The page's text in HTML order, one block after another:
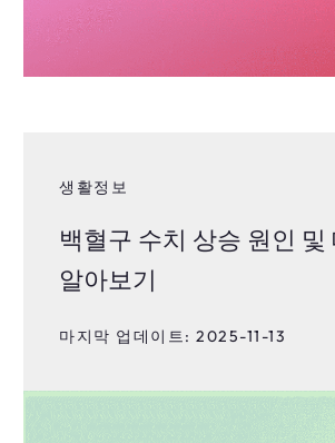
생활정보
백혈구 수치 상승 원인 및
알아보기
마지막 업데이트: 2025-11-13